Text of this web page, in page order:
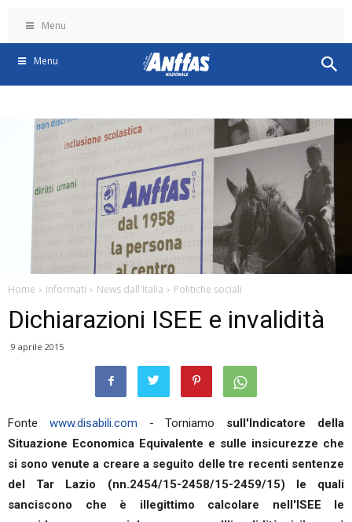
Menu
Menu
Home Informati News dall'Italia Politiche sociali
Dichiarazioni ISEE e invalidità
9 aprile 2015
Fonte www.disabili.com - Torniamo sull'Indicatore della
Situazione Economica Equivalente e sulle insicurezze che
si sono venute a creare a seguito delle tre recenti sentenze
del Tar Lazio (nn.2454/15-2458/15-2459/15) le quali
sanciscono che è illegittimo calcolare nell'ISEE le